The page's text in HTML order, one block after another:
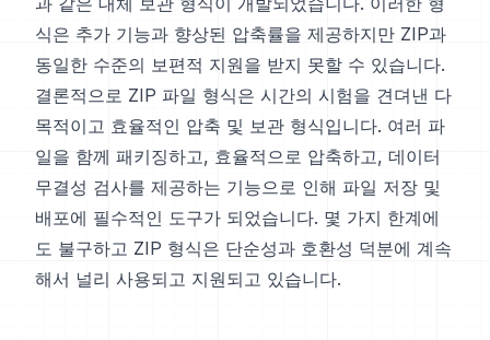
식은 추가 기능과 향상된 압축률을 제공하지만 ZIP과
동일한 수준의 보편적 지원을 받지 못할 수 있습니다.
결론적으로 ZIP 파일 형식은 시간의 시험을 견뎌낸 다
목적이고 효율적인 압축 및 보관 형식입니다. 여러 파
일을 함께 패키징하고, 효율적으로 압축하고, 데이터
무결성 검사를 제공하는 기능으로 인해 파일 저장 및
배포에 필수적인 도구가 되었습니다. 몇 가지 한계에
도 불구하고 ZIP 형식은 단순성과 호환성 덕분에 계속
해서 널리 사용되고 지원되고 있습니다.